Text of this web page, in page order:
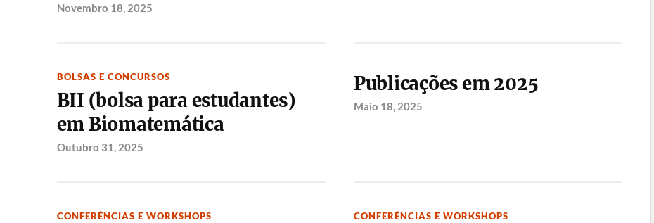
Novembro 18, 2025
BOLSAS E CONCURSOS
BII (bolsa para estudantes)
em Biomatemática
Outubro 31, 2025
Publicações em 2025
Maio 18, 2025
CONFERÊNCIAS E WORKSHOPS CONFERÊNCIAS E WORKSHOPS